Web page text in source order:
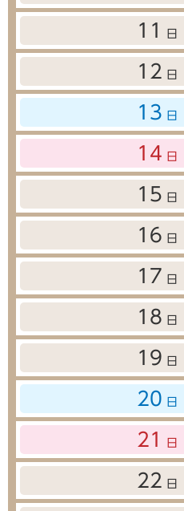
11 日
12 日
13 日
14 日
15 日
16 日
17 日
18 日
19 日
20 日
21 日
22 日